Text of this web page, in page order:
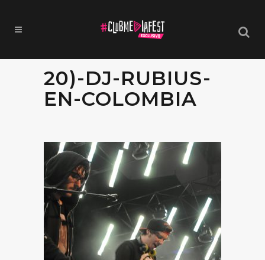
20)-DJ-RUBIUS-
EN-COLOMBIA